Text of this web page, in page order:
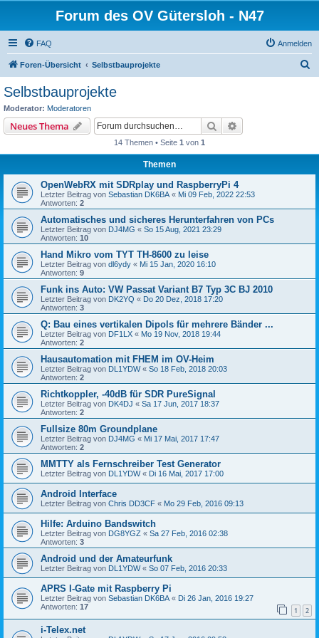
Forum des OV Gütersloh - N47
FAQ Anmelden
Foren-Übersicht Selbstbauprojekte
Selbstbauprojekte
Moderator: Moderatoren
Neues Thema Suche
14 Themen • Seite 1 von 1
Themen
OpenWebRX mit SDRplay und RaspberryPi 4
Letzter Beitrag von Sebastian DK6BA « Mi 09 Feb, 2022 22:53
Antworten: 2
Automatisches und sicheres Herunterfahren von PCs
Letzter Beitrag von DJ4MG « So 15 Aug, 2021 23:29
Antworten: 10
Hand Mikro vom TYT TH-8600 zu leise
Letzter Beitrag von dl6ydy « Mi 15 Jan, 2020 16:10
Antworten: 9
Funk ins Auto: VW Passat Variant B7 Typ 3C BJ 2010
Letzter Beitrag von DK2YQ « Do 20 Dez, 2018 17:20
Antworten: 3
Q: Bau eines vertikalen Dipols für mehrere Bänder ...
Letzter Beitrag von DF1LX « Mo 19 Nov, 2018 19:44
Antworten: 2
Hausautomation mit FHEM im OV-Heim
Letzter Beitrag von DL1YDW« So 18 Feb, 2018 20:03
Antworten: 2
Richtkoppler, -40dB für SDR PureSignal
Letzter Beitrag von DK4DJ « Sa 17 Jun, 2017 18:37
Antworten: 2
Fullsize 80m Groundplane
Letzter Beitrag von DJ4MG « Mi 17 Mai, 2017 17:47
Antworten: 2
MMTTY als Fernschreiber Test Generator
Letzter Beitrag von DL1YDW« Di 16 Mai, 2017 17:00
Android Interface
Letzter Beitrag von Chris DD3CF « Mo 29 Feb, 2016 09:13
Hilfe: Arduino Bandswitch
Letzter Beitrag von DG8YGZ « Sa 27 Feb, 2016 02:38
Antworten: 3
Android und der Amateurfunk
Letzter Beitrag von DL1YDW« So 07 Feb, 2016 20:33
APRS I-Gate mit Raspberry Pi
Letzter Beitrag von Sebastian DK6BA « Di 26 Jan, 2016 19:27
Antworten: 17 1 2
i-Telex.net